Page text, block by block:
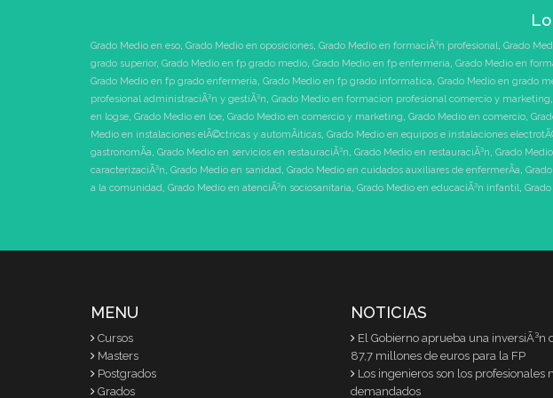
Grado Medio en eso, Grado Medio en oposiciones, Grado Medio en formaciÃ³n profesional, Grado
grado superior, Grado Medio en fp grado medio, Grado Medio en fp enfermeria, Grado Medio en
Grado Medio en fp grado enfermeria, Grado Medio en fp grado informatica, Grado Medio en grado
profesional administraciÃ³n y gestiÃ³n, Grado Medio en formacion profesional comercio y marketing,
en logse, Grado Medio en loe, Grado Medio en comercio y marketing, Grado Medio en comercio,
Medio en instalaciones elÃ©ctricas y automÃ¡ticas, Grado Medio en equipos e instalaciones
gastronomÃ­a, Grado Medio en servicios en restauraciÃ³n, Grado Medio en restauraciÃ³n, Grado
caracterizaciÃ³n, Grado Medio en sanidad, Grado Medio en cuidados auxiliares de enfermerÃ­a,
a la comunidad, Grado Medio en atenciÃ³n sociosanitaria, Grado Medio en educaciÃ³n infantil,
MENU
Cursos
Masters
Postgrados
Grados
NOTICIAS
El Gobierno aprueba una inversiÃ³n
87,7 millones de euros para la FP
Los ingenieros son los profesionales
demandados